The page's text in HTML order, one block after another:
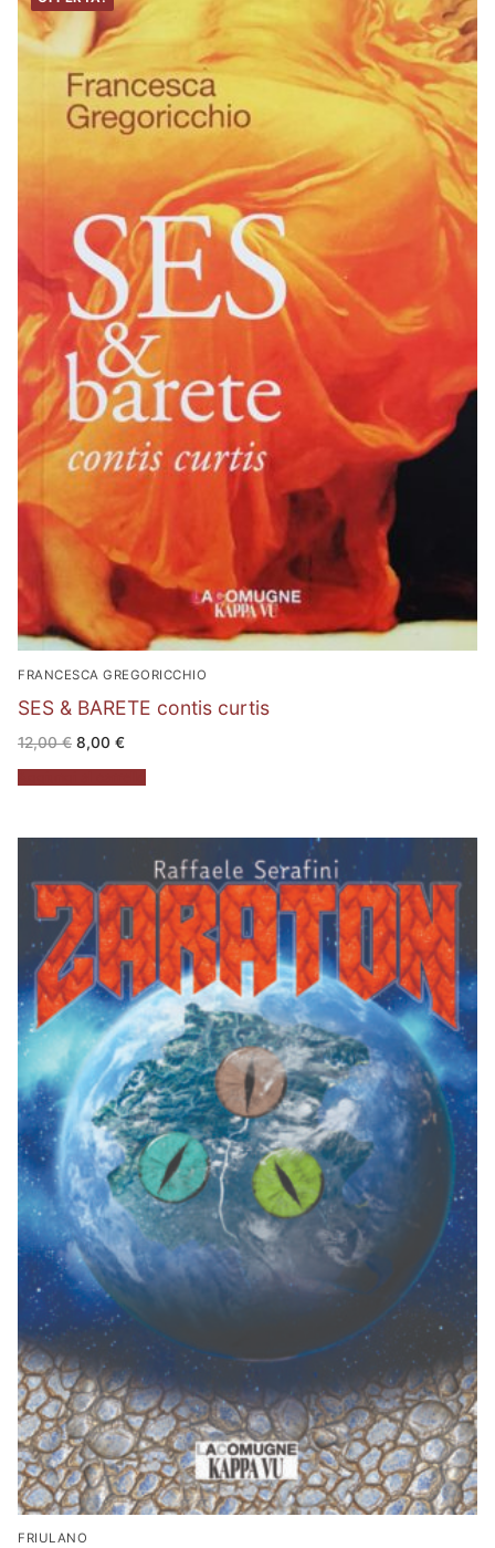
FRANCESCA GREGORICCHIO
SES & BARETE contis curtis
12,00€ Il
prezzo
originale
era:
8,00 €Il
attuale
è:
FRIULANO